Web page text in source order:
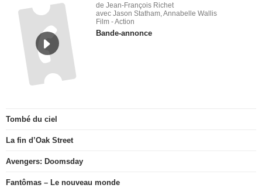
de Jean-François Richet
avec Jason Statham, Annabelle Wallis
Film - Action
Bande-annonce
Tombé du ciel
La fin d’Oak Street
Avengers: Doomsday
Fantômas – Le nouveau monde